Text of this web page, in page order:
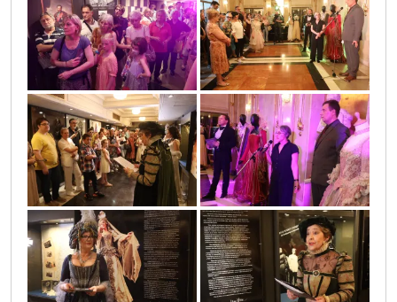
sif_4026 sif_3920
sif_4123 sif_3933
sif_4085 sif_4091